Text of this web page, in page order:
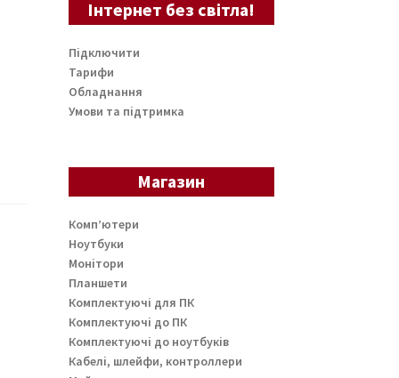
Інтернет без світла!
Підключити
Тарифи
Обладнання
Умови та підтримка
Магазин
Комп’ютери
Ноутбуки
Монітори
Планшети
Комплектуючі для ПК
Комплектуючі до ПК
Комплектуючі до ноутбуків
Кабелі, шлейфи, контроллери